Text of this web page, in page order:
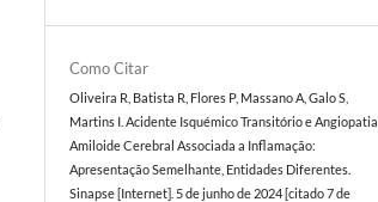
Como Citar
Oliveira R, Batista R, Flores P, Massano A, Galo S,
Martins I. Acidente Isquémico Transitório e Angiopatia
Amiloide Cerebral Associada a Inflamação:
Apresentação Semelhante, Entidades Diferentes.
Sinapse [Internet]. 5 de junho de 2024 [citado 7 de